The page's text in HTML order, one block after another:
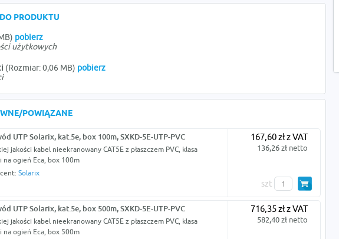
PRODUKTU
pobierz
użytkowych
(Rozmiar: 0,06 MB) pobierz
POWIĄZANE
UTP Solarix, kat.5e, box 100m, SXKD-5E-UTP-PVC
jakości kabel nieekranowany CAT5E z płaszczem PVC, klasa
na ogień Eca, box 100m
Solarix
167,60 zł z VAT
136,26 zł netto
szt
UTP Solarix, kat.5e, box 500m, SXKD-5E-UTP-PVC
jakości kabel nieekranowany CAT5E z płaszczem PVC, klasa
na ogień Eca, box 500m
716,35 zł z VAT
582,40 zł netto